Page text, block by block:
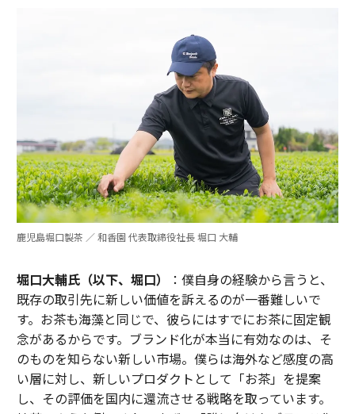
鹿児島堀口製茶 ／ 和香園 代表取締役社長 堀口 大輔
堀口大輔氏（以下、堀口）
：僕自身の経験から言うと、
既存の取引先に新しい価値を訴えるのが一番難しいで
す。お茶も海藻と同じで、彼らにはすでにお茶に固定観
念があるからです。ブランド化が本当に有効なのは、そ
のものを知らない新しい市場。僕らは海外など感度の高
い層に対し、新しいプロダクトとして「お茶」を提案
し、その評価を国内に還流させる戦略を取っています。